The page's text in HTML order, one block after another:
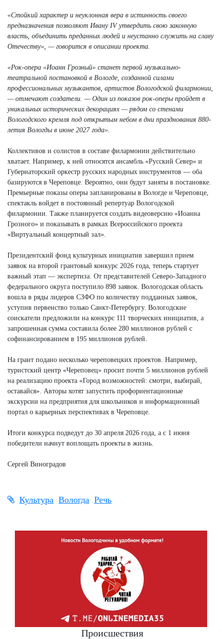
«Стойкий характер и неуклонная вера в истинность своего
предназначения позволяют Ивану IV утвердить свою законную
власть, объединить преданных людей и неустанно служить на славу
Отечеству», — говорится в описании проекта.
«Рок-опера «Иоанн Грозный» станет первой музыкально-
театральной постановкой в Вологде, созданной силами
профессиональных музыкантов, артистов Вологодской филармонии,
— отмечают создатели. — Один из показов рок-оперы пройдет в
уникальных исторических декорациях — рядом со стенами
Вологодского кремля под открытым небом в дни празднования 880-
летия Вологды в июне 2027 года».
Коллективов и солистов в составе филармонии действительно
хватает. Например, к ней относятся ансамбль «Русский Север» и
Губернаторский оркестр русских народных инструментов — оба
базируются в Череповце. Вероятно, они будут заняты в постановке.
Премьерные показы оперы запланированы в Вологде и Череповце,
спектакль войдет в постоянный репертуар Вологодской
филармонии. Также планируется создать видеоверсию «Иоанна
Грозного» и показывать в рамках Всероссийского проекта
«Виртуальный концертный зал».
Президентский фонд культурных инициатив завершил прием
заявок на второй грантовый конкурс 2026 года, теперь стартует
важный этап — экспертиза. От представителей Северо-Западного
федерального округа поступило 898 заявок. Вологодская область
вошла в ряды лидеров СЗФО по количеству подданных заявок,
уступив первенство только Санкт-Петербургу. Вологодские
соискатели предложили на конкурс 111 творческих инициатив, а
запрошенная сумма составила более 280 миллионов рублей с
софинансированием в 195 миллионов рублей.
На грант подано несколько череповецких проектов. Например,
туристский центр «Череповец» просит почти 5 миллионов рублей
на реализацию проекта «Город возможностей: смотри, выбирай,
оставайся». Авторы хотят запустить профориентационные
экскурсии на предприятия для школьников и информационный
портал о карьерных перспективах в Череповце.
Итоги конкурса подведут до 30 апреля 2026 года, а с 1 июня
победители начнут воплощать проекты в жизнь.
Сергей Виноградов
Культура Вологда Речь
Происшествия